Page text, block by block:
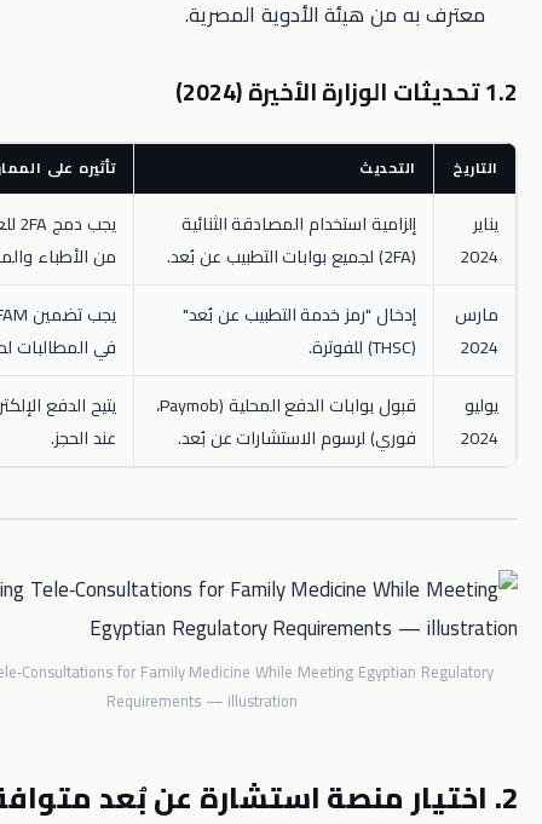
من هيئة الأدوية المصرية.
التحديث تأثيره على الممارسة
إلزامية استخدام المصادقة الثنائية
يجب دمج 2FA للعيادات لكل
من الأطباء والمرضى.
إدخال "رمز خدمة التطبيب عن بُعد"
يجب تضمين THSC = 001‑FAM
في المطالبات لطب الأسرة.
قبول بوابات الدفع المحلية (Paymob،
فوري) لرسوم الاستشارات عن بُعد.
يتيح الدفع الإلكتروني المباشر
عند الحجز.
Leveraging Tele‑Consultations for Family Medicine While Meeting Egyptian
Requirements — illustration